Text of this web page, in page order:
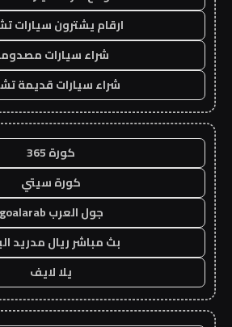
ارقام يشترون سيارات
شراء سيارات
شراء سيارات قديمة
كورة 365
كورة سيتي
جول العرب goalarab
بث مباشر ريال مدريد
يلا لايف